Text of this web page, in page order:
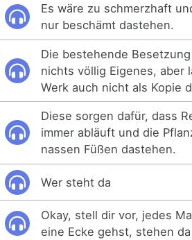
Es wäre zu schmerzhaft
nur beschämt dastehen.
Die bestehende
nichts völlig Eigenes, aber
Werk auch nicht als Kopie
Diese sorgen dafür, dass
immer abläuft und die
nassen Füßen dastehen.
Wer steht da
Okay, stell dir vor, jedes
eine Ecke gehst, stehen